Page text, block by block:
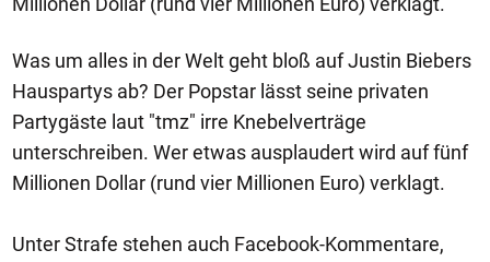
Was um alles in der Welt geht bloß auf Justin Biebers
Hauspartys ab? Der Popstar lässt seine privaten
Partygäste laut "tmz" irre Knebelverträge
unterschreiben. Wer etwas ausplaudert wird auf fünf
Millionen Dollar (rund vier Millionen Euro) verklagt.
Unter Strafe stehen auch Facebook-Kommentare,